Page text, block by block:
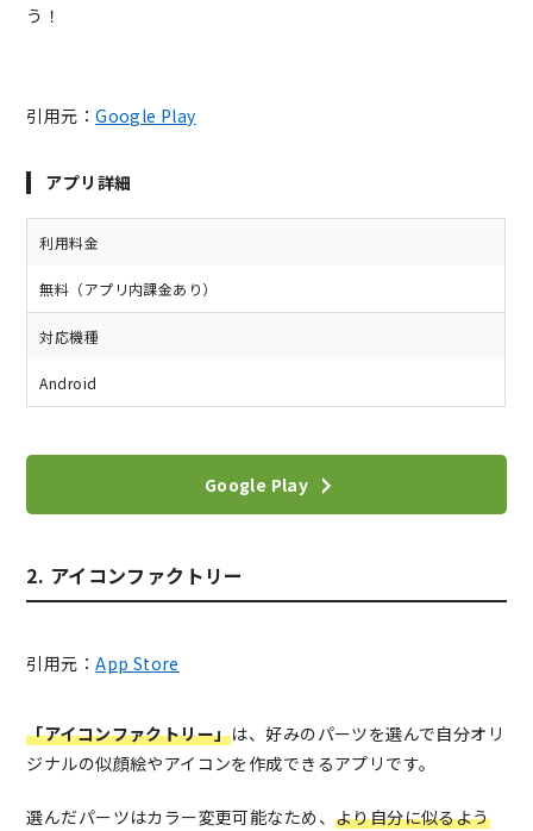
う！
引用元：Google Play
アプリ詳細
利用料金
無料（アプリ内課金あり）
対応機種
Android
Google Play
2. アイコンファクトリー
引用元：App Store
「アイコンファクトリー」は、好みのパーツを選んで自分オリ
ジナルの似顔絵やアイコンを作成できるアプリです。
選んだパーツはカラー変更可能なため、 より自分に似るよう